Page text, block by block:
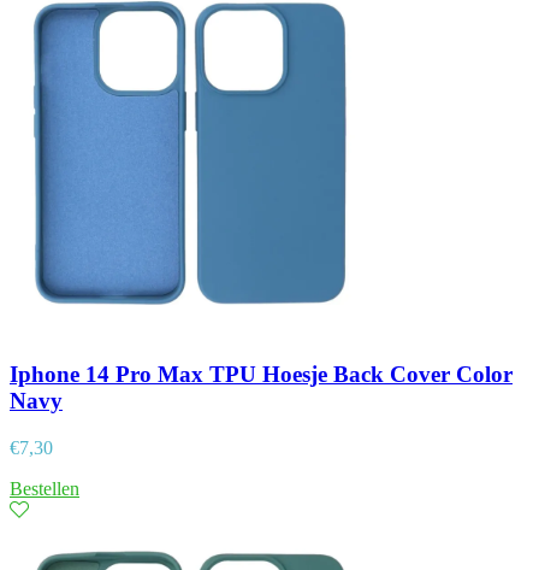
Iphone 14 Pro Max TPU Hoesje Back Cover Color
Navy
€7,30
Bestellen